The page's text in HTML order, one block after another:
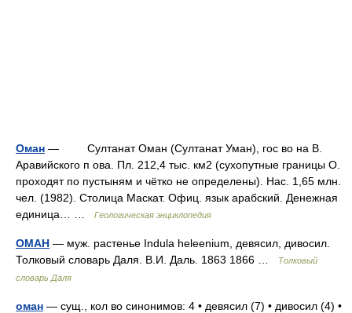
Оман — Султанат Оман (Султанат Уман), гос во на B.
Аравийского п ова. Пл. 212,4 тыс. км2 (сухопутные границы O.
проходят по пустыням и чётко не определены). Hac. 1,65 млн.
чел. (1982). Столица Маскат. Офиц. язык арабский. Денежная
единица… …
Геологическая энциклопедия
ОМАН — муж. растенье Indula heleenium, девясил, дивосил.
Толковый словарь Даля. В.И. Даль. 1863 1866 …
Толковый
словарь Даля
оман — сущ., кол во синонимов: 4 • девясил (7) • дивосил (4) •